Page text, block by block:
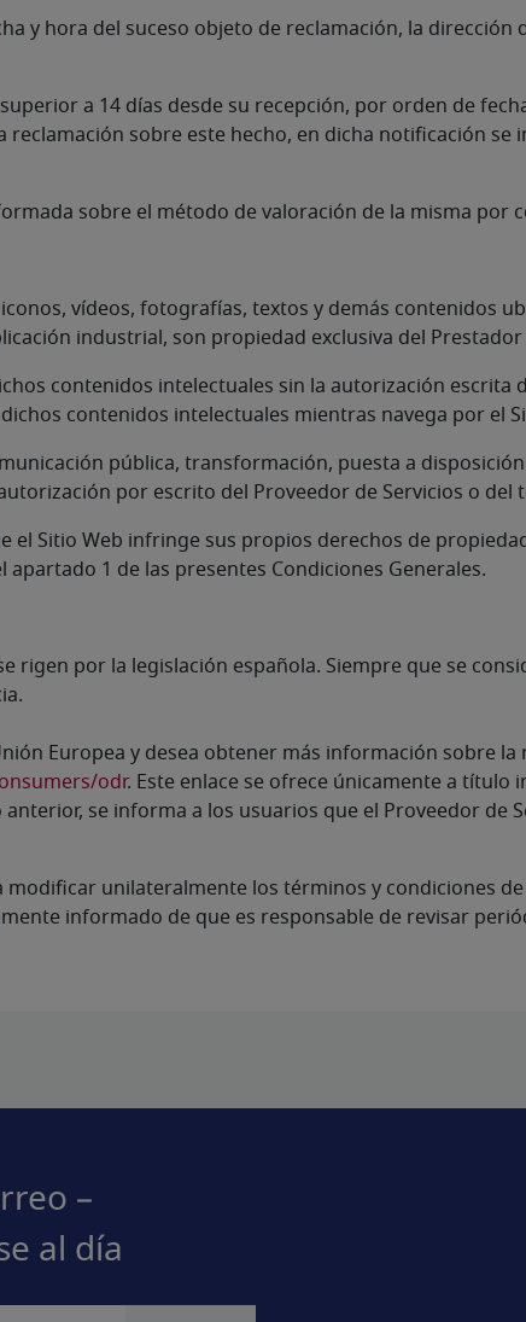
y hora del suceso objeto de reclamación, la
a 14 días desde su recepción, por orden de
sobre este hecho, en dicha notificación
sobre el método de valoración de la misma por
vídeos, fotografías, textos y demás contenidos
industrial, son propiedad exclusiva del
contenidos intelectuales sin la autorización escrita
contenidos intelectuales mientras navega por el
pública, transformación, puesta a
por escrito del Proveedor de Servicios o
el Sitio Web infringe sus propios derechos de
1 de las presentes Condiciones Generales.
rigen por la legislación española. Siempre que se
Europea y desea obtener más información sobre
odr. Este enlace se ofrece únicamente a título
se informa a los usuarios que el Proveedor
modificar unilateralmente los términos y condiciones
informado de que es responsable de revisar
–
al día